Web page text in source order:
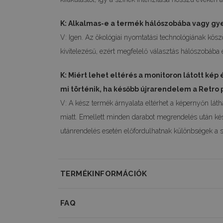
K: Alkalmas-e a termék hálószobába vagy
V: Igen. Az ökológiai nyomtatási technológiának
kivitelezésű, ezért megfelelő választás hálószobába
K: Miért lehet eltérés a monitoron látott kép
mi történik, ha később újrarendelem a Retro
V: A kész termék árnyalata eltérhet a képernyőn
miatt. Emellett minden darabot megrendelés után
utánrendelés esetén előfordulhatnak különbségek a
TERMÉKINFORMÁCIÓK
FAQ